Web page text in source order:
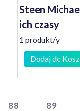
Steen
ich czasy
1 produkt/y
Dodaj do
88 89